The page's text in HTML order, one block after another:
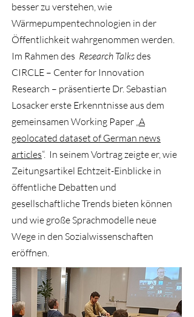
besser zu verstehen, wie
Wärmepumpentechnologien in der
Öffentlichkeit wahrgenommen werden.
Im Rahmen des Research Talksdes
CIRCLE – Center for Innovation
Research – präsentierte Dr. Sebastian
Losacker erste Erkenntnisse aus dem
gemeinsamen Working Paper „A
geolocated dataset of German news
articles“. In seinem Vortrag zeigte er, wie
Zeitungsartikel Echtzeit-Einblicke in
öffentliche Debatten und
gesellschaftliche Trends bieten können
und wie große Sprachmodelle neue
Wege in den Sozialwissenschaften
eröffnen.